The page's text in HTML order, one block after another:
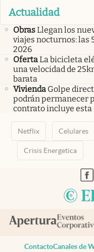
Actualidad
ObrasLlegan los
viajes nocturnos: las
2026
OfertaLa bicicleta
una velocidad de
barata
Vivienda Golpe
podrán permanecer
contrato incluye
Netflix Celulares
Crisis Energetica
ContactoCanales de